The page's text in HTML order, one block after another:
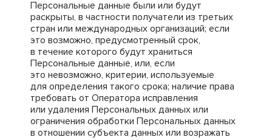
Персональные данные были или будут
раскрыты, в частности получатели из третьих
стран или международных организаций; если
это возможно, предусмотренный срок,
в течение которого будут храниться
Персональные данные, или, если
это невозможно, критерии, используемые
для определения такого срока; наличие права
требовать от Оператора исправления
или удаления Персональных данных или
ограничения обработки Персональных данных
в отношении субъекта данных или возражать